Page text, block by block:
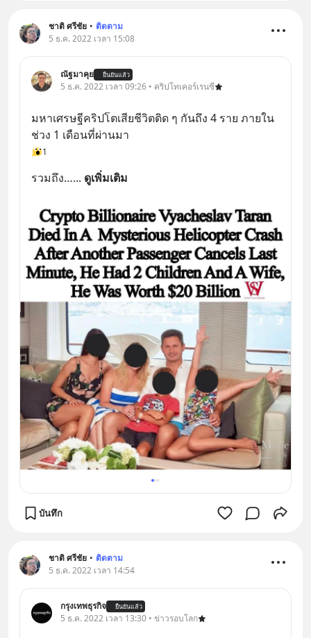
ชาติ ศรีชัย • ติดตาม
5 ธ.ค. 2022 เวลา 15:08
ณัฐมาคุย ยืนยันแล้ว
5 ธ.ค. 2022 เวลา 09:26 • คริปโทเคอร์เรนซี
มหาเศรษฐีคริปโตเสียชีวิตติด ๆ กันถึง 4 ราย ภายใน
ช่วง 1 เดือนที่ผ่านมา
1
รวมถึง…... ดูเพิ่มเติม
บันทึก
ชาติ ศรีชัย • ติดตาม
5 ธ.ค. 2022 เวลา 14:54
กรุงเทพธุรกิจ ยืนยันแล้ว
5 ธ.ค. 2022 เวลา 13:30 • ข่าวรอบโลก